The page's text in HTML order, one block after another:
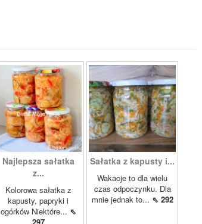
Najlepsza sałatka
z...
Kolorowa sałatka z
kapusty, papryki i
ogórków Niektóre... ⇖
Sałatka z kapusty i...
Wakacje to dla wielu
czas odpoczynku. Dla
mnie jednak to... ⇖ 292